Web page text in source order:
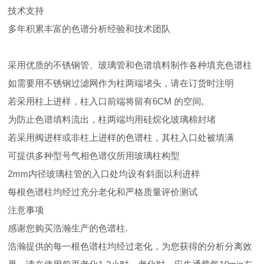
技术支持
多年积累丰富的色谱分析经验和技术团队
采用优质的不锈钢管、玻璃管和色谱填料制作各种填充色谱柱
如需要用不锈钢过滤网作为柱两端堵头，请在订货时注明
若采用柱上进样，柱入口前端将留有6CM 的空间,
为防止色谱填料流出，柱两端均用硅烷化玻璃棉封堵
若采用阀进样或非柱上进样的色谱柱，其柱入口处被填满
可提供多种型号气相色谱仪所用玻璃柱构型
2mm内径玻璃柱管的入口处均设有斜面以利进样
每根色谱柱均经过充分老化和严格质量评价测试
注意事项
感谢您购买浩瀚生产的色谱柱.
浩瀚提供的每一根色谱柱均经过老化，为您获得的分析分离效